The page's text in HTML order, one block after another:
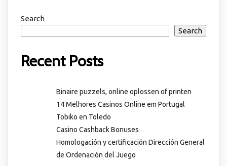
Search
Search
Recent Posts
Binaire puzzels, online oplossen of printen
14 Melhores Casinos Online em Portugal
Tobiko en Toledo
Casino Cashback Bonuses
Homologación y certificación Dirección General
de Ordenación del Juego